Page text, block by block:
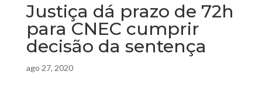
Justiça dá prazo de 72h
para CNEC cumprir
decisão da sentença
ago 27, 2020